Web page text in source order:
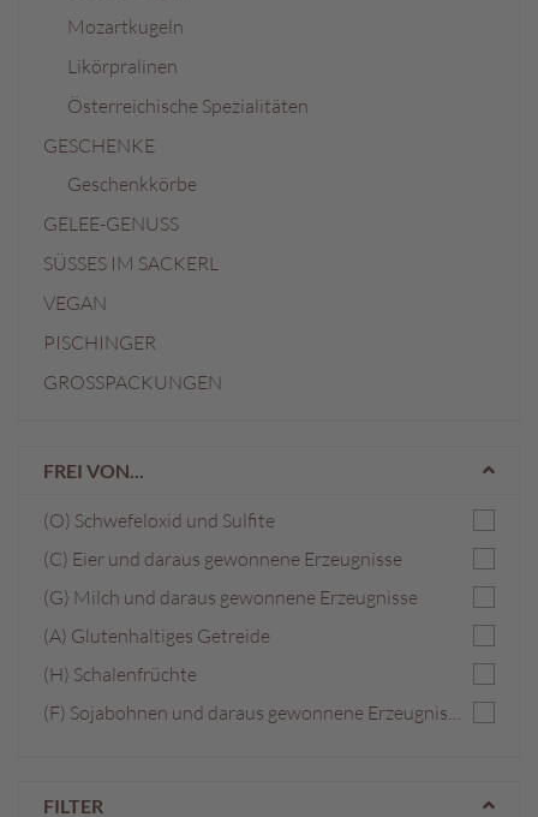
Mozartkugeln
Likörpralinen
Österreichische Spezialitäten
GESCHENKE
Geschenkkörbe
GELEE-GENUSS
SÜSSES IM SACKERL
VEGAN
PISCHINGER
GROSSPACKUNGEN
FREI VON...
(O) Schwefeloxid und Sulfite
(C) Eier und daraus gewonnene Erzeugnisse
(G) Milch und daraus gewonnene Erzeugnisse
(A) Glutenhaltiges Getreide
(H) Schalenfrüchte
FILTER